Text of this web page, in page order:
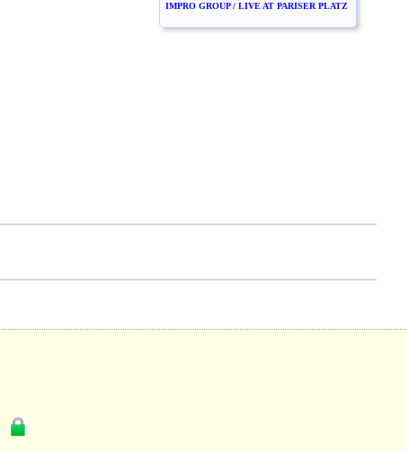
IMPRO GROUP / LIVE AT PARISER PLATZ